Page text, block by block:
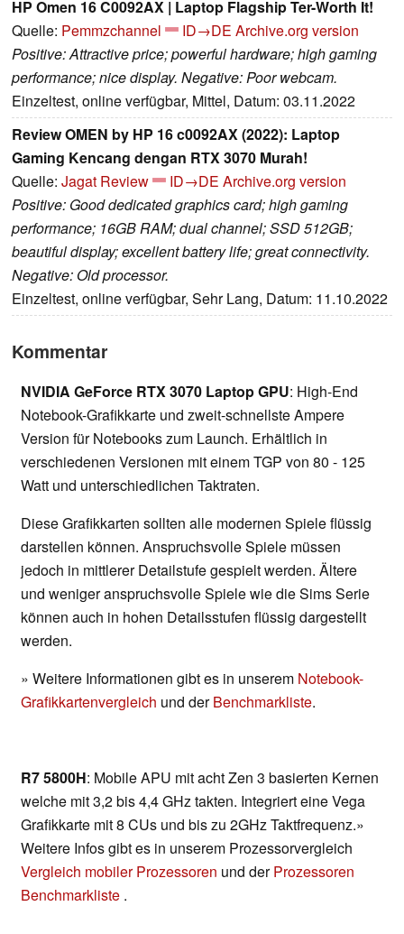
HP Omen 16 C0092AX | Laptop Flagship Ter-Worth It!
Quelle: Pemmzchannel ID→DE Archive.org version
Positive: Attractive price; powerful hardware; high gaming
performance; nice display. Negative: Poor webcam.
Einzeltest, online verfügbar, Mittel, Datum: 03.11.2022
Review OMEN by HP 16 c0092AX (2022): Laptop
Gaming Kencang dengan RTX 3070 Murah!
Quelle: Jagat Review ID→DE Archive.org version
Positive: Good dedicated graphics card; high gaming
performance; 16GB RAM; dual channel; SSD 512GB;
beautiful display; excellent battery life; great connectivity.
Negative: Old processor.
Einzeltest, online verfügbar, Sehr Lang, Datum: 11.10.2022
Kommentar
NVIDIA GeForce RTX 3070 Laptop GPU: High-End
Notebook-Grafikkarte und zweit-schnellste Ampere
Version für Notebooks zum Launch. Erhältlich in
verschiedenen Versionen mit einem TGP von 80 - 125
Watt und unterschiedlichen Taktraten.
Diese Grafikkarten sollten alle modernen Spiele flüssig
darstellen können. Anspruchsvolle Spiele müssen
jedoch in mittlerer Detailstufe gespielt werden. Ältere
und weniger anspruchsvolle Spiele wie die Sims Serie
können auch in hohen Detailsstufen flüssig dargestellt
werden.
» Weitere Informationen gibt es in unserem Notebook-
Grafikkartenvergleich und derBenchmarkliste.
R7 5800H: Mobile APU mit acht Zen 3 basierten Kernen
welche mit 3,2 bis 4,4 GHz takten. Integriert eine Vega
Grafikkarte mit 8 CUs und bis zu 2GHz Taktfrequenz.»
Weitere Infos gibt es in unserem Prozessorvergleich
Vergleich mobiler Prozessoren und derProzessoren
Benchmarkliste .